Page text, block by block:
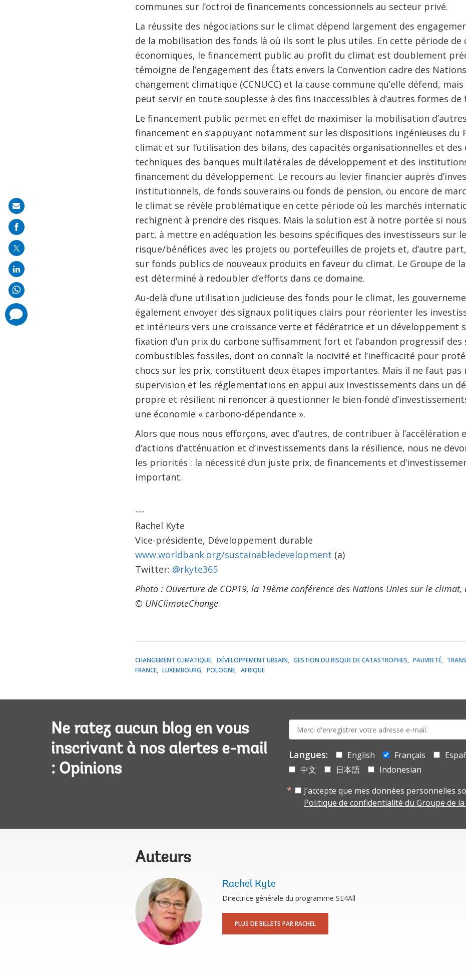
communes sur l’octroi de financements concessionnels au secteur privé.
La réussite des négociations sur le climat dépend largement des
de la mobilisation des fonds là où ils sont le plus utiles. En cette période de
économiques, le financement public au profit du climat est doublement
témoigne de l’engagement des États envers la Convention cadre des
changement climatique (CCNUCC) et la cause commune qu’elle défend, mais
peut servir en toute souplesse à des fins inaccessibles à d’autres formes de
Le financement public permet en effet de maximiser la mobilisation
financement en s’appuyant notamment sur les dispositions ingénieuses du
climat et sur l’utilisation des bilans, des capacités organisationnelles et des
techniques des banques multilatérales de développement et des
financement du développement. Le recours au levier financier auprès
institutionnels, de fonds souverains ou fonds de pension, ou encore de
le climat se révèle problématique en cette période où les marchés
rechignent à prendre des risques. Mais la solution est à notre portée si nous
part, à mettre en adéquation les besoins spécifiques des investisseurs sur
risque/bénéfices avec les projets ou portefeuilles de projets et, d’autre
sur fonds publics de nouveaux produits en faveur du climat. Le Groupe de
est déterminé à redoubler d’efforts dans ce domaine.
Au-delà d’une utilisation judicieuse des fonds pour le climat, les
également envoyer des signaux politiques clairs pour réorienter les
et intérieurs vers une croissance verte et fédératrice et un développement
fixation d’un prix du carbone suffisamment fort et l’abandon progressif des
combustibles fossiles, dont on connaît la nocivité et l’inefficacité pour
chocs sur les prix, constituent deux étapes importantes. Mais il ne faut pas
supervision et les réglementations en appui aux investissements dans un
propre et résilient ni renoncer à questionner le bien-fondé
une économie « carbono-dépendante ».
Alors que nous nous efforçons, avec d’autres, de contribuer à l’accélération
d’actions d’atténuation et d’investissements dans la résilience, nous ne
les priorités : la nécessité d’un juste prix, de financements et
important.
---
Rachel Kyte
Vice-présidente, Développement durable
www.worldbank.org/sustainabledevelopment (a)
Twitter: @rkyte365
Photo : Ouverture de COP19, la 19ème conférence des Nations Unies sur le climat,
© UNClimateChange.
CHANGEMENT CLIMATIQUE DÉVELOPPEMENT URBAIN GESTION DU RISQUE DE CATASTROPHES PAUVRETÉ
FRANCE
LUXEMBOURG POLOGNE AFRIQUE
Ne ratez aucun blog en vous
inscrivant à nos alertes e-mail
: Opinions
mail:
Langues: English Français
中文
日本語
Indonesian
J’accepte que mes données personnelles
Politique de confidentialité du Groupe de
Auteurs
Rachel Kyte
Directrice générale du programme SE4All
PLUS DE BILLETS PAR RACHEL
Share
on
mail
comments
added